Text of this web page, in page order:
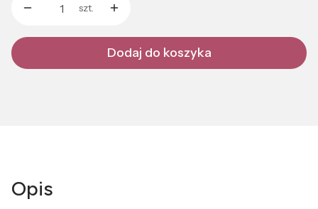
szt.
Dodaj do koszyka
Opis